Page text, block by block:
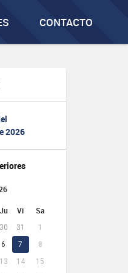
CONTACTO
2026
Ju Vi Sa
30 31
1
6 7
8
13 14
15